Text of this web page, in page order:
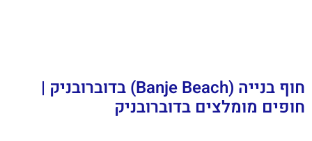
חוף בנייה (Banje Beach) בדוברובניק |
חופים מומלצים בדוברובניק